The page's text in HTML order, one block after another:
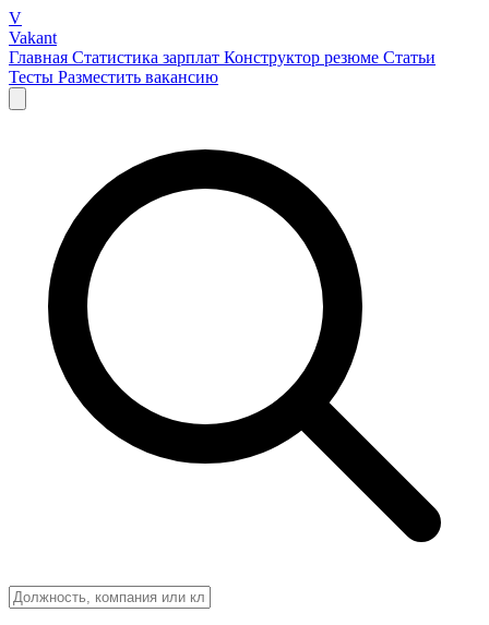
V
Vakant
Главная Статистика зарплат Конструктор резюме Статьи
Тесты Разместить вакансию